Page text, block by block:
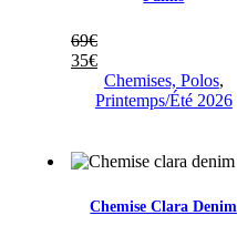
69€
35€
Chemises, Polos,
Printemps/Été 2026
Chemise Clara Denim